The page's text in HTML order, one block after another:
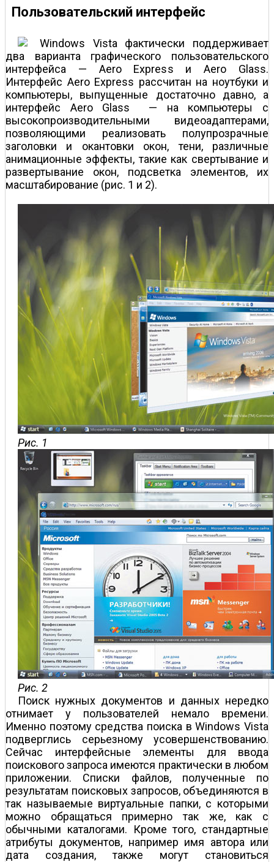
Пользовательский интерфейс
indows Vista фактически поддерживает
два варианта графического пользовательского
интерфейса — Aero Express и Aero Glass.
Интерфейс Aero Express рассчитан на ноутбуки и
компьютеры, выпущенные достаточно давно, а
интерфейс Aero Glass — на компьютеры с
высокопроизводительными видеоадаптерами,
позволяющими реализовать полупрозрачные
заголовки и окантовки окон, тени, различные
анимационные эффекты, такие как свертывание и
развертывание окон, подсветка элементов, их
масштабирование (рис. 1 и 2).
Рис. 1
Рис. 2
Поиск нужных документов и данных нередко
отнимает у пользователей немало времени.
Именно поэтому средства поиска в Windows Vista
подверглись серьезному усовершенствованию.
Сейчас интерфейсные элементы для ввода
поискового запроса имеются практически в любом
приложении. Списки файлов, полученные по
результатам поисковых запросов, объединяются в
так называемые виртуальные папки, с которыми
можно обращаться примерно так же, как с
обычными каталогами. Кроме того, стандартные
атрибуты документов, например имя автора или
дата создания, также могут становиться